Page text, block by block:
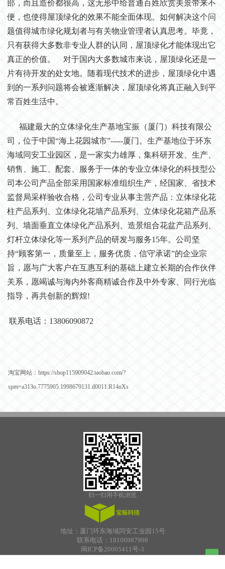
部，而且造价都很高，这无形中给普通百姓欣赏美景带来不
便，也使得屋顶绿化的效果不能全面体现。如何解决这个问
题值得城市绿化规划者与有关物业管理者认真思考。毕竟，
只有获得大多数非专业人群的认同，屋顶绿化才能体现出它
真正的价值。 对于国内大多数城市来说，屋顶绿化还是一
片有待开发的处女地。随着现代技术的进步，屋顶绿化中遇
到的一系列问题将会被逐渐解决，屋顶绿化将真正融入到平
常百姓生活中。
福建最大的立体绿化生产基地宝振（厦门）科技有限公
司，位于中国“海上花园城市”-----厦门。生产基地位于环东
海域同安工业园区，是一家实力雄厚，集科研开发、生产、
销售、施工、配套、服务于一体的专业立体绿化的科技型公
司本公司产品全部采用国家标准组织生产，经国家、省技术
监督局采样验收合格，公司专业从事主营产品：立体绿化花
柱产品系列、立体绿化花墙产品系列、立体绿化花箱产品系
列、墙面垂直立体绿化产品系列、造景组合花盆产品系列、
灯杆立体绿化等一系列产品的研发与服务15年。公司坚
持“顾客第一，质量至上，服务优质，信守承诺”的企业宗
旨，愿与广大客户在互惠互利的基础上建立长期的合作伙伴
关系，愿竭诚与海内外客商精诚合作及中外专家、同行光临
指导，再共创新的辉煌!
联系电话：13806090872
淘宝网站：https://shop115909042.taobao.com/?
spm=a313o.7775905.1998679131.d0011.R14uXs
扫一扫用手机浏览
地址：厦门环东海域同安工业园15号
联系电话：18106987998
闽ICP备20005411号-3